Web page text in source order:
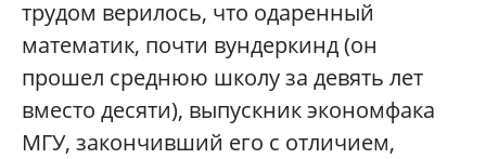
трудом верилось, что одаренный
математик, почти вундеркинд (он
прошел среднюю школу за девять лет
вместо десяти), выпускник экономфака
МГУ, закончивший его с отличием,